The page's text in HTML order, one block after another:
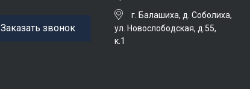
Заказать звонок
г. Балашиха, д. Соболиха,
ул. Новослободская, д.55,
к.1